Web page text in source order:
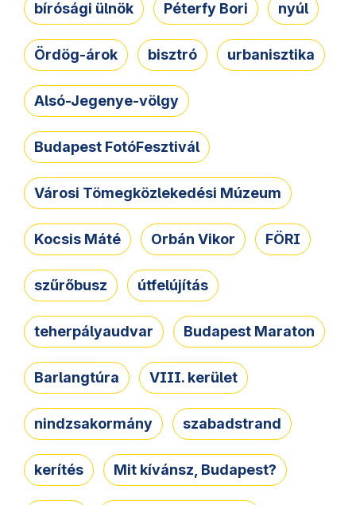
bírósági ülnök Péterfy Bori nyúl
Ördög-árok bisztró urbanisztika
Alsó-Jegenye-völgy
Budapest FotóFesztivál
Városi Tömegközlekedési Múzeum
Kocsis Máté Orbán Vikor FÖRI
szűrőbusz útfelújítás
teherpályaudvar Budapest Maraton
Barlangtúra VIII. kerület
nindzsakormány szabadstrand
kerítés Mit kívánsz, Budapest?